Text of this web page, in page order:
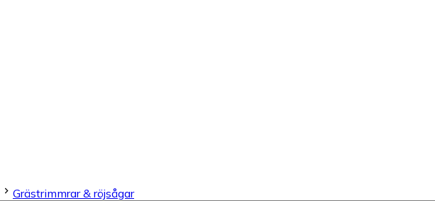
Grästrimmrar & röjsågar